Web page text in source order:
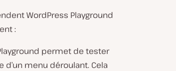
WordPress Playground
:
permet de tester
d’un menu déroulant. Cela